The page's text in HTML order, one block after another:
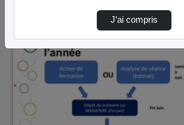
J’ai compris